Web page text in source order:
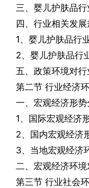
三、婴儿护肤品
四、行业相关发展
1、婴儿护肤品行
2、婴儿护肤品行
五、政策环境对
第二节 行业经济
一、宏观经济形
1、国际宏观经济
2、国内宏观经济
3、当地宏观经济
二、宏观经济环
第三节 行业社会